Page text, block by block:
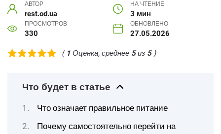
АВТОР
rest.od.ua
НА ЧТЕНИЕ
3 мин
ПРОСМОТРОВ
330
ОБНОВЛЕНО
27.05.2026
( 1 Оценка, среднее 5из 5)
Что будет в статье
Что означает правильное питание
Почему самостоятельно перейти на